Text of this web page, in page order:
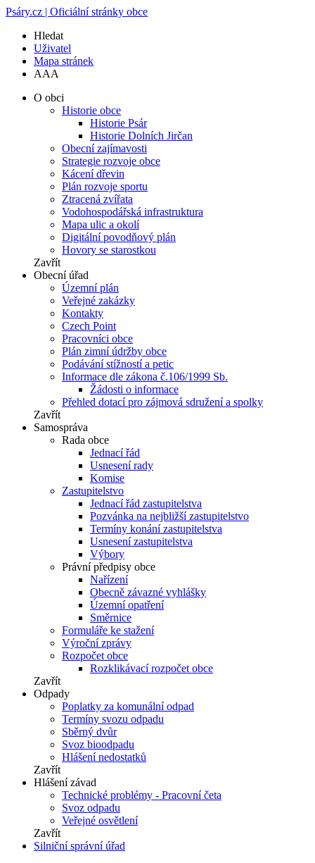
Psáry.cz | Oficiální stránky obce
Hledat
Uživatel
Mapa stránek
AAA
O obci
Historie obce
Historie Psár
Historie Dolních Jirčan
Obecní zajímavosti
Strategie rozvoje obce
Kácení dřevin
Plán rozvoje sportu
Ztracená zvířata
Vodohospodářská infrastruktura
Mapa ulic a okolí
Digitální povodňový plán
Hovory se starostkou
Zavřít
Obecní úřad
Územní plán
Veřejné zakázky
Kontakty
Czech Point
Pracovníci obce
Plán zimní údržby obce
Podávání stížností a petic
Informace dle zákona č.106/1999 Sb.
Žádosti o informace
Přehled dotací pro zájmová sdružení a spolky
Zavřít
Samospráva
Rada obce
Jednací řád
Usnesení rady
Komise
Zastupitelstvo
Jednací řád zastupitelstva
Pozvánka na nejbližší zastupitelstvo
Termíny konání zastupitelstva
Usnesení zastupitelstva
Výbory
Právní předpisy obce
Nařízení
Obecně závazné vyhlášky
Územní opatření
Směrnice
Formuláře ke stažení
Výroční zprávy
Rozpočet obce
Rozklikávací rozpočet obce
Zavřít
Odpady
Poplatky za komunální odpad
Termíny svozu odpadu
Sběrný dvůr
Svoz bioodpadu
Hlášení nedostatků
Zavřít
Hlášení závad
Technické problémy - Pracovní četa
Svoz odpadu
Veřejné osvětlení
Zavřít
Silniční správní úřad